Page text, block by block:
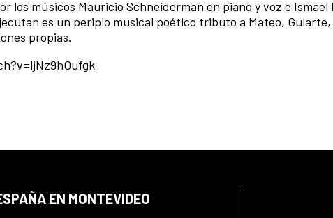
los músicos Mauricio Schneiderman en piano y voz e
es un periplo musical poético tributo a Mateo,
propias.
EN MONTEVIDEO